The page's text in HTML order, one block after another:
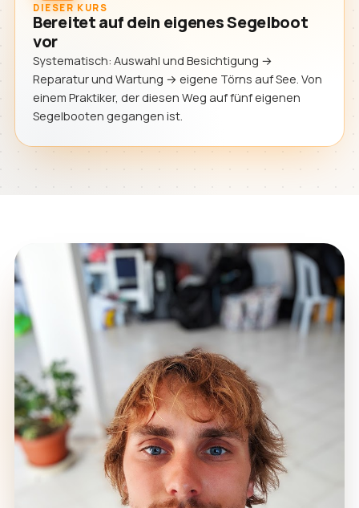
DIESER KURS
Bereitet auf dein eigenes Segelboot
vor
Systematisch: Auswahl und Besichtigung →
Reparatur und Wartung → eigene Törns auf See. Von
einem Praktiker, der diesen Weg auf fünf eigenen
Segelbooten gegangen ist.